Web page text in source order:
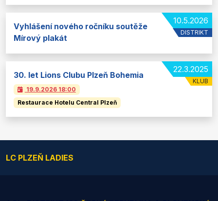
10.5.2026
DISTRIKT
Vyhlášení nového ročníku soutěže
Mírový plakát
22.3.2025
KLUB
30. let Lions Clubu Plzeň Bohemia
19.9.2026 18:00
Restaurace Hotelu Central Plzeň
LC PLZEŇ LADIES